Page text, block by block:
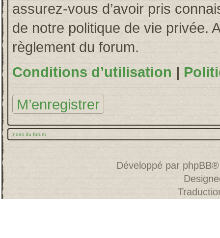
assurez-vous d’avoir pris
de notre politique de vie privée.
règlement du forum.
Conditions d’utilisation |
M’enregistrer
Index du forum
Développé par phpBB®